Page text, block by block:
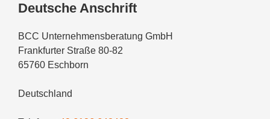
Deutsche Anschrift
BCC Unternehmensberatung GmbH
Frankfurter Straße 80-82
65760 Eschborn
Deutschland